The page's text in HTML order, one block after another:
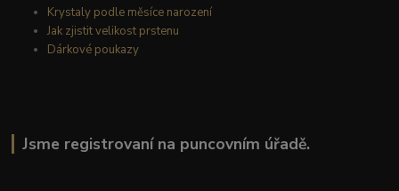
Krystaly podle měsíce narození
Jak zjistit velikost prstenu
Dárkové poukazy
Jsme registrovaní na puncovním úřadě.